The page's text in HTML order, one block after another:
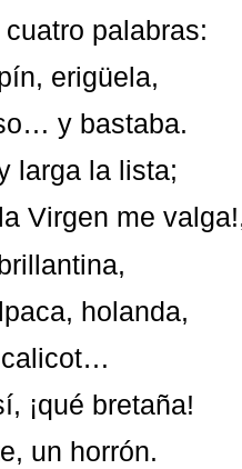
palabras:
erigüela,
y bastaba.
larga la lista;
Virgen me
holanda,
calicot…
¡qué bretaña!
un horrón.